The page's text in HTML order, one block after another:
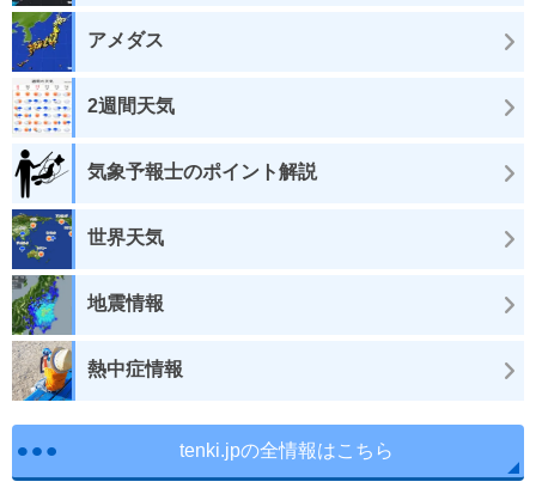
アメダス
2週間天気
気象予報士のポイント解説
世界天気
地震情報
熱中症情報
tenki.jpの全情報はこちら